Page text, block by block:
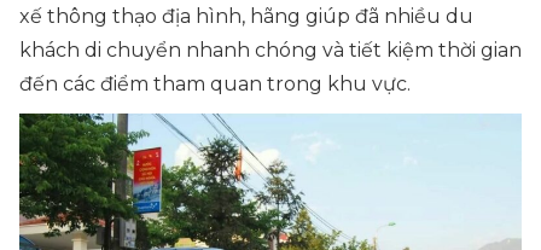
xế thông thạo địa hình, hãng giúp đã nhiều du
khách di chuyển nhanh chóng và tiết kiệm thời gian
đến các điểm tham quan trong khu vực.